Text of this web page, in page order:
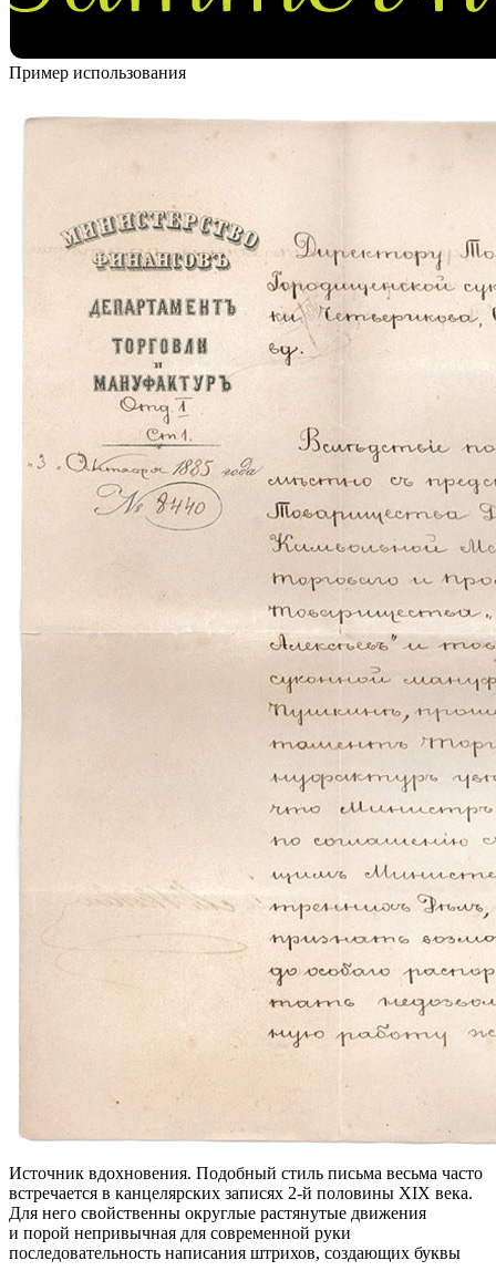
Пример использования
Источник вдохновения. Подобный стиль письма весьма часто
встречается в канцелярских записях 2-й половины XIX века.
Для него свойственны округлые растянутые движения
и порой непривычная для современной руки
последовательность написания штрихов, создающих буквы